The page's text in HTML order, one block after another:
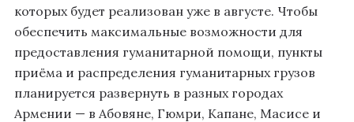
которых будет реализован уже в августе. Чтобы
обеспечить максимальные возможности для
предоставления гуманитарной помощи, пункты
приёма и распределения гуманитарных грузов
планируется развернуть в разных городах
Армении — в Абовяне, Гюмри, Капане, Масисе и